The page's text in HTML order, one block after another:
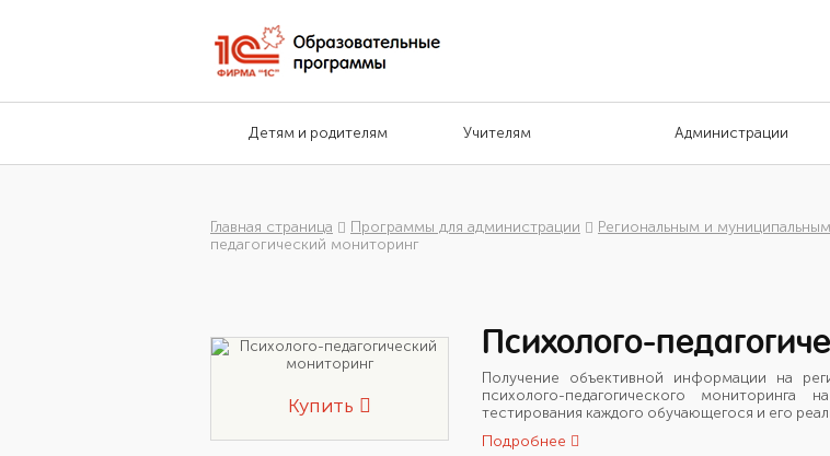
Детям и родителям Учителям Администрации
Главная страница Программы для администрации Региональным и
педагогический мониторинг
Купить
Психолого-
Получение объективной информации на
психолого-педагогического
тестирования каждого обучающегося и его
Подробнее